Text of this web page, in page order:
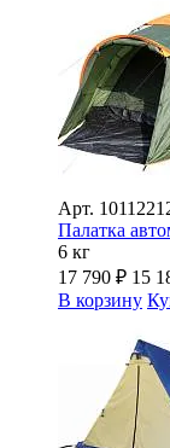
Арт.
Палатка
6 кг
17 790 ₽ 15
В корзину